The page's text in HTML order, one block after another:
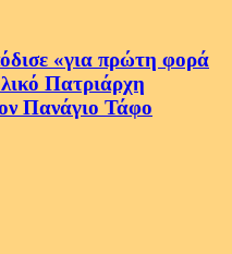
«για πρώτη φορά
Πατριάρχη
Πανάγιο Τάφο